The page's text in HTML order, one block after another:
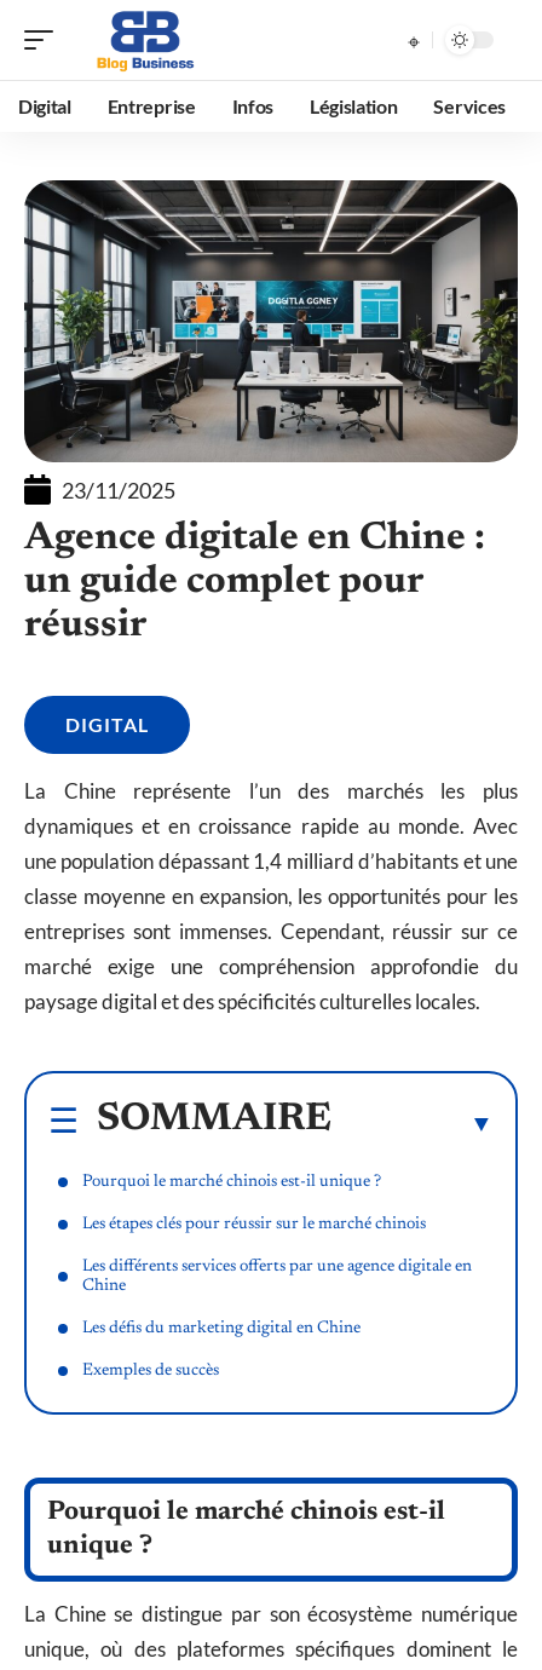
Digital Entreprise Infos Législation Services
23/11/2025
Agence digitale en Chine :
un guide complet pour
réussir
DIGITAL
La Chine représente l’un des marchés les plus
dynamiques et en croissance rapide au monde. Avec
une population dépassant 1,4 milliard d’habitants et une
classe moyenne en expansion, les opportunités pour les
entreprises sont immenses. Cependant, réussir sur ce
marché exige une compréhension approfondie du
paysage digital et des spécificités culturelles locales.
SOMMAIRE
Pourquoi le marché chinois est-il unique ?
Les étapes clés pour réussir sur le marché chinois
Les différents services offerts par une agence digitale en
Chine
Les défis du marketing digital en Chine
Exemples de succès
Pourquoi le marché chinois est-il
unique ?
La Chine se distingue par son écosystème numérique
unique, où des plateformes spécifiques dominent le